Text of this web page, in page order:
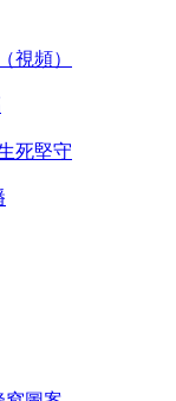
視頻）
死堅守